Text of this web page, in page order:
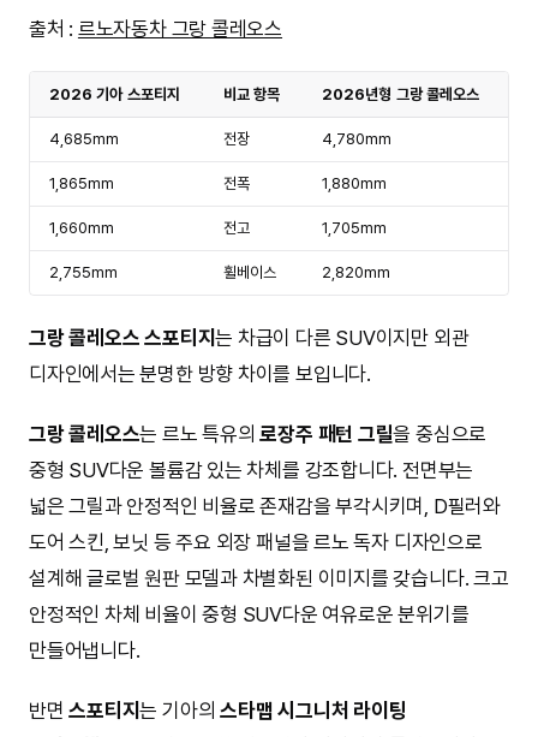
출처 : 르노자동차 그랑 콜레오스
2026 기아 스포티지 비교 항목 2026년형 그랑 콜레오스
4,685mm 전장 4,780mm
1,865mm 전폭 1,880mm
1,660mm 전고 1,705mm
2,755mm 휠베이스 2,820mm
그랑 콜레오스 스포티지는 차급이 다른 SUV이지만 외관
디자인에서는 분명한 방향 차이를 보입니다.
그랑 콜레오스는 르노 특유의로장주 패턴 그릴을 중심으로
중형 SUV다운 볼륨감 있는 차체를 강조합니다. 전면부는
넓은 그릴과 안정적인 비율로 존재감을 부각시키며, D필러와
도어 스킨, 보닛 등 주요 외장 패널을 르노 독자 디자인으로
설계해 글로벌 원판 모델과 차별화된 이미지를 갖습니다. 크고
안정적인 차체 비율이 중형 SUV다운 여유로운 분위기를
만들어냅니다.
반면스포티지는 기아의스타맵 시그니처 라이팅